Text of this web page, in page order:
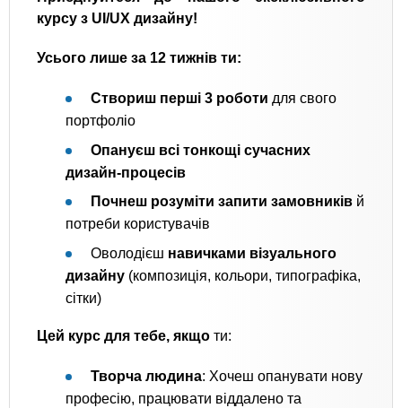
курсу з UI/UX дизайну!
Усього лише за 12 тижнів ти:
Створиш перші 3 роботи для свого
портфоліо
Опануєш всі тонкощі сучасних
дизайн-процесів
Почнеш розуміти запити замовників й
потреби користувачів
Оволодієш навичками візуального
дизайну (композиція, кольори, типографіка,
сітки)
Цей курс для тебе, якщо ти:
Творча людина: Хочеш опанувати нову
професію, працювати віддалено та